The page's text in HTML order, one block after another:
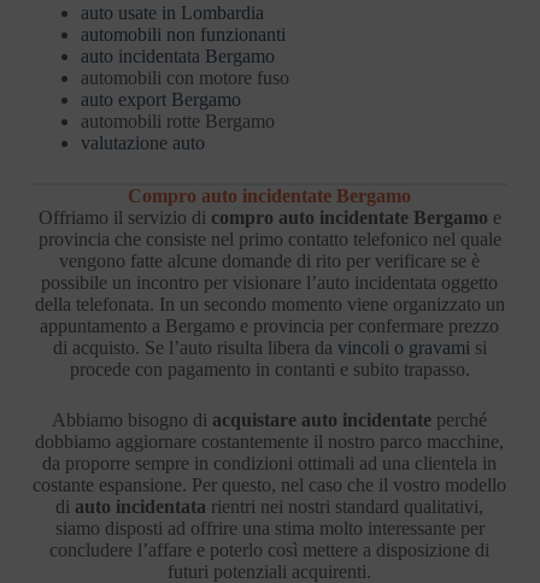
auto usate in Lombardia
automobili non funzionanti
auto incidentata Bergamo
automobili con motore fuso
auto export Bergamo
automobili rotte Bergamo
valutazione auto
Compro auto incidentate Bergamo
Offriamo il servizio di compro auto incidentate Bergamo e
provincia che consiste nel primo contatto telefonico nel quale
vengono fatte alcune domande di rito per verificare se è
possibile un incontro per visionare l’auto incidentata oggetto
della telefonata. In un secondo momento viene organizzato un
appuntamento a Bergamo e provincia per confermare prezzo
di acquisto. Se l’auto risulta libera da vincoli o gravami si
procede con pagamento in contanti e subito trapasso.
Abbiamo bisogno di acquistare auto incidentate perché
dobbiamo aggiornare costantemente il nostro parco macchine,
da proporre sempre in condizioni ottimali ad una clientela in
costante espansione. Per questo, nel caso che il vostro modello
di auto incidentata rientri nei nostri standard qualitativi,
siamo disposti ad offrire una stima molto interessante per
concludere l’affare e poterlo così mettere a disposizione di
futuri potenziali acquirenti.